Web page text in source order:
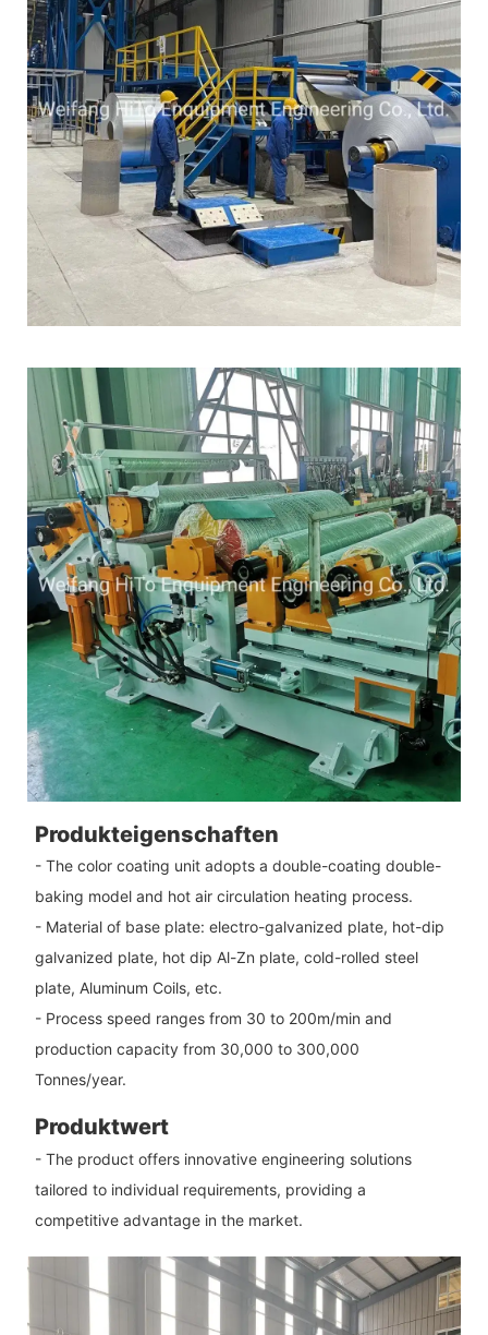
Produkteigenschaften
- The color coating unit adopts a double-coating double-
baking model and hot air circulation heating process.
- Material of base plate: electro-galvanized plate, hot-dip
galvanized plate, hot dip Al-Zn plate, cold-rolled steel
plate, Aluminum Coils, etc.
- Process speed ranges from 30 to 200m/min and
production capacity from 30,000 to 300,000
Tonnes/year.
Produktwert
- The product offers innovative engineering solutions
tailored to individual requirements, providing a
competitive advantage in the market.